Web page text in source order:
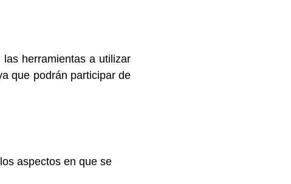
herramientas a utilizar
que podrán participar de
aspectos en que se